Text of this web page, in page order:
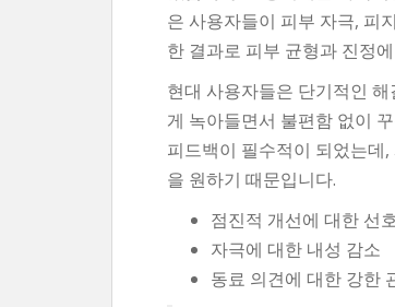
은 사용자들이 피부 자극, 피
한 결과로 피부 균형과 진정
현대 사용자들은 단기적인
게 녹아들면서 불편함 없이
피드백이 필수적이 되었는데
을 원하기 때문입니다.
점진적 개선에 대한 선
자극에 대한 내성 감소
동료 의견에 대한 강한